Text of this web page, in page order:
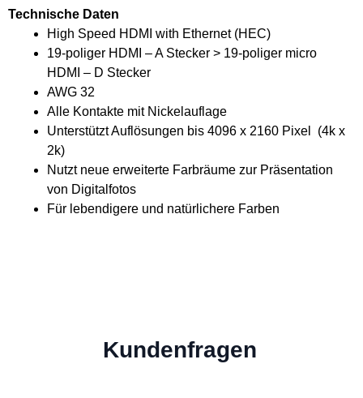
Technische Daten
High Speed HDMI with Ethernet (HEC)
19-poliger HDMI – A Stecker > 19-poliger micro
HDMI – D Stecker
AWG 32
Alle Kontakte mit Nickelauflage
Unterstützt Auflösungen bis 4096 x 2160 Pixel (4k x
2k)
Nutzt neue erweiterte Farbräume zur Präsentation
von Digitalfotos
Für lebendigere und natürlichere Farben
Kundenfragen